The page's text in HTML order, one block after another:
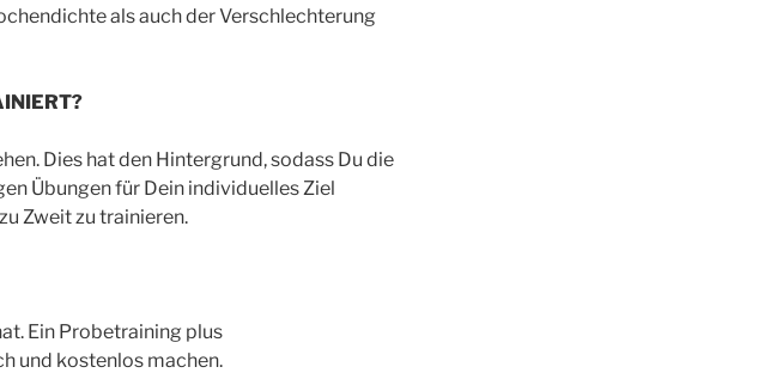
als auch der Verschlechterung
Dies hat den Hintergrund, sodass Du die
Übungen für Dein individuelles Ziel
Zweit zu trainieren.
Ein Probetraining plus
und kostenlos machen.